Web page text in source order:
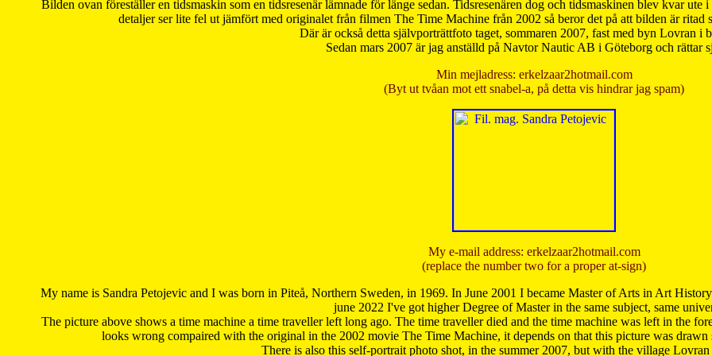
Bilden ovan föreställer en tidsmaskin som en tidsresenär lämnade för länge sedan. Tidsresenären dog och tidsmaskinen blev kvar
detaljer ser lite fel ut jämfört med originalet från filmen The Time Machine från 2002 så beror det på att bilden är
Där är också detta självporträttfoto taget, sommaren 2007, fast med byn Lovran i
Sedan mars 2007 är jag anställd på Navtor Nautic AB i Göteborg och rättar
Min mejladress: erkelzaar2hotmail.com
(Byt ut tvåan mot ett snabel-a, på detta vis hindrar jag spam)
My e-mail address: erkelzaar2hotmail.com
(replace the number two for a proper at-sign)
My name is Sandra Petojevic and I was born in Piteå, Northern Sweden, in 1969. In June 2001 I became Master of Arts in Art
june 2022 I've got higher Degree of Master in the same subject, same
The picture above shows a time machine a time traveller left long ago. The time traveller died and the time machine was left in the
looks wrong compaired with the original in the 2002 movie The Time Machine, it depends on that this picture was
There is also this self-portrait photo shot, in the summer 2007, but with the village